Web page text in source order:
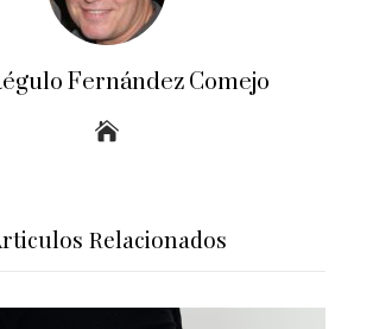
Fernández Comejo
Relacionados